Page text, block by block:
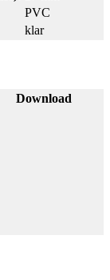
PVC
klar
Download